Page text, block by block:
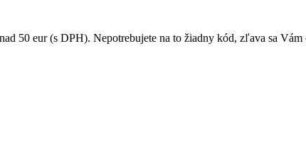
50 eur (s DPH). Nepotrebujete na to žiadny kód, zľava sa Vám